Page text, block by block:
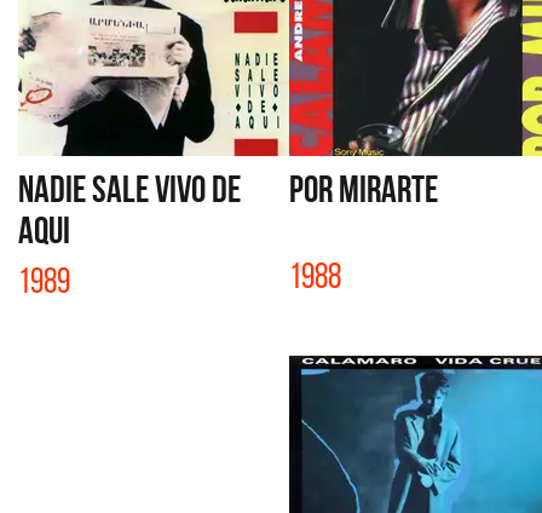
NADIE SALE VIVO DE
AQUI
1989
POR MIRARTE
1988